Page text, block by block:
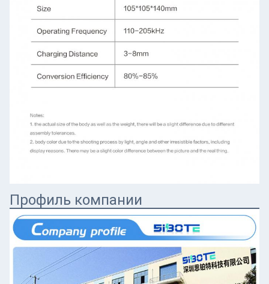
Профиль компании